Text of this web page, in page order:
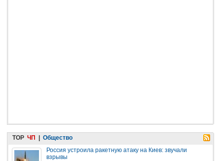
TOP ЧП | Общество
Россия устроила ракетную атаку на Киев: звучали
взрывы